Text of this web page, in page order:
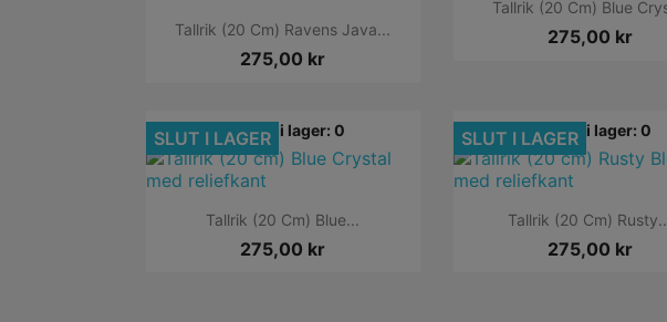
Snabbvy
Tallrik (20 Cm) Ravens Java...
275,00 kr
Tallrik (20 Cm) Blue
275,00 kr
Finns i lager: 0
Snabbvy
Tallrik (20 Cm) Blue...
275,00 kr
SLUT I LAGER Finns i lager: 0
Snabbvy
Tallrik (20 Cm)
275,00 kr
SLUT I LAGER